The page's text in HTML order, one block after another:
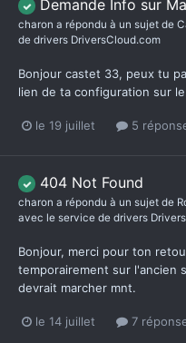
Demande Info sur
charon a répondu à un sujet de
de drivers DriversCloud.com
Bonjour castet 33, peux tu
lien de ta configuration sur
le 19 juillet 5
404 Not Found
charon a répondu à un sujet de
avec le service de drivers
Bonjour, merci pour ton
temporairement sur l'ancien
devrait marcher mnt.
le 14 juillet 7